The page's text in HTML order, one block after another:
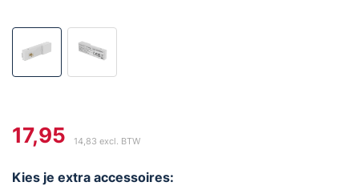
17,95 14,83 excl. BTW
Kies je extra accessoires: